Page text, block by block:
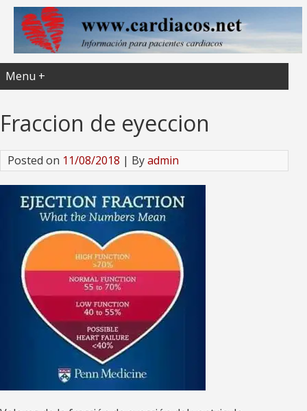
Menu +
Fraccion de eyeccion
Posted on 11/08/2018 | Byadmin